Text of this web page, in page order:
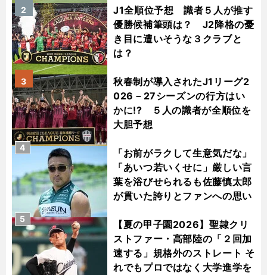
J1全順位予想 識者５人が推す
優勝候補筆頭は？ J2降格の憂
き目に遭いそうな３クラブと
は？
2
秋春制が導入されたJ1リーグ2
026－27シーズンの行方はい
かに!? ５人の識者が全順位を
大胆予想
3
「お前がラクして生意気だな」
「あいつ若いくせに」厳しい言
葉を浴びせられるも佐藤慎太郎
が貫いた誇りとファンへの思い
4
【夏の甲子園2026】聖隷クリ
ストファー・高部陸の「２回加
速する」規格外のストレート そ
れでもプロではなく大学進学を
5